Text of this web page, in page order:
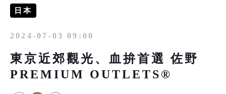
日本
2024-07-03 09:00
東京近郊觀光、血拚首選 佐野
PREMIUM OUTLETS®